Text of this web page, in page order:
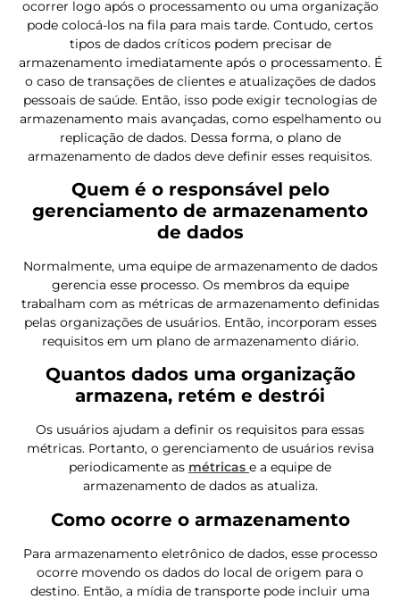
ocorrer logo após o processamento ou uma organização
pode colocá-los na fila para mais tarde. Contudo, certos
tipos de dados críticos podem precisar de
armazenamento imediatamente após o processamento. É
o caso de transações de clientes e atualizações de dados
pessoais de saúde. Então, isso pode exigir tecnologias de
armazenamento mais avançadas, como espelhamento ou
replicação de dados. Dessa forma, o plano de
armazenamento de dados deve definir esses requisitos.
Quem é o responsável pelo
gerenciamento de armazenamento
de dados
Normalmente, uma equipe de armazenamento de dados
gerencia esse processo. Os membros da equipe
trabalham com as métricas de armazenamento definidas
pelas organizações de usuários. Então, incorporam esses
requisitos em um plano de armazenamento diário.
Quantos dados uma organização
armazena, retém e destrói
Os usuários ajudam a definir os requisitos para essas
métricas. Portanto, o gerenciamento de usuários revisa
periodicamente as métricas e a equipe de
armazenamento de dados as atualiza.
Como ocorre o armazenamento
Para armazenamento eletrônico de dados, esse processo
ocorre movendo os dados do local de origem para o
destino. Então, a mídia de transporte pode incluir uma